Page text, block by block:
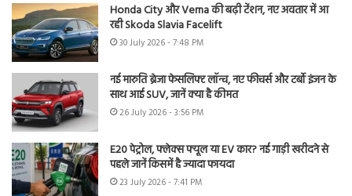
Honda City और Verna की बढ़ी टेंशन, नए अवतार में आ
रही Skoda Slavia Facelift
30 July 2026 - 7:48 PM
नई मारुति ब्रेजा फेसलिफ्ट लॉन्च, नए फीचर्स और टर्बो इंजन के
साथ आई SUV, जानें क्या है कीमत
26 July 2026 - 3:56 PM
E20 पेट्रोल, फ्लेक्स फ्यूल या EV कार? नई गाड़ी खरीदने से
पहले जानें किसमें है ज्यादा फायदा
23 July 2026 - 7:41 PM